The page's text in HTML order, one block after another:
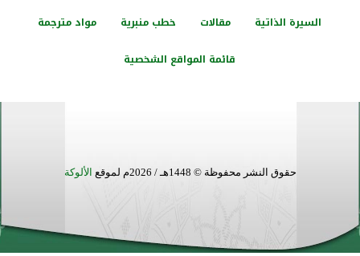
السيرة الذاتية مقالات خطب منبرية مواد مترجمة
قائمة المواقع الشخصية
حقوق النشر محفوظة © 1448هـ / 2026م لموقع الألوكة